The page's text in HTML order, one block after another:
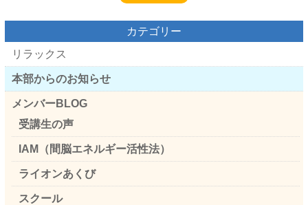
カテゴリー
リラックス
本部からのお知らせ
メンバーBLOG
受講生の声
IAM（間脳エネルギー活性法）
ライオンあくび
スクール